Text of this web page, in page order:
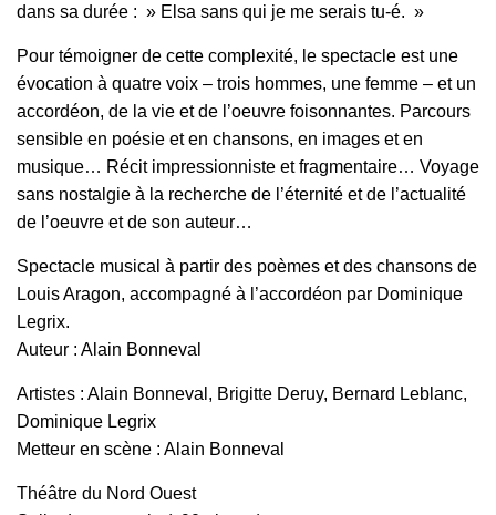
dans sa durée : » Elsa sans qui je me serais tu-é. »
Pour témoigner de cette complexité, le spectacle est une
évocation à quatre voix – trois hommes, une femme – et un
accordéon, de la vie et de l’oeuvre foisonnantes. Parcours
sensible en poésie et en chansons, en images et en
musique… Récit impressionniste et fragmentaire… Voyage
sans nostalgie à la recherche de l’éternité et de l’actualité
de l’oeuvre et de son auteur…
Spectacle musical à partir des poèmes et des chansons de
Louis Aragon, accompagné à l’accordéon par Dominique
Legrix.
Auteur : Alain Bonneval
Artistes : Alain Bonneval, Brigitte Deruy, Bernard Leblanc,
Dominique Legrix
Metteur en scène : Alain Bonneval
Théâtre du Nord Ouest